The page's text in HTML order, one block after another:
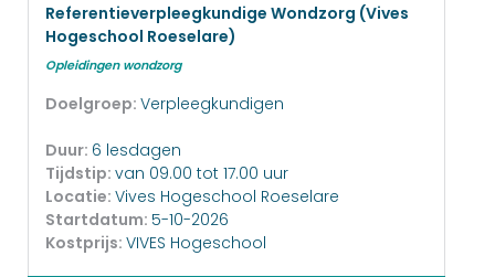
Referentieverpleegkundige Wondzorg (Vives
Hogeschool Roeselare)
Opleidingen wondzorg
Doelgroep: Verpleegkundigen
Duur: 6 lesdagen
Tijdstip: van 09.00 tot 17.00 uur
Locatie: Vives Hogeschool Roeselare
Startdatum: 5-10-2026
Kostprijs: VIVES Hogeschool